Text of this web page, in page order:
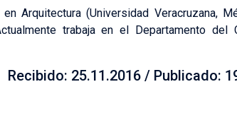
en Arquitectura (Universidad Veracruzana,
trabaja en el Departamento
Recibido: 25.11.2016 / Publicado: